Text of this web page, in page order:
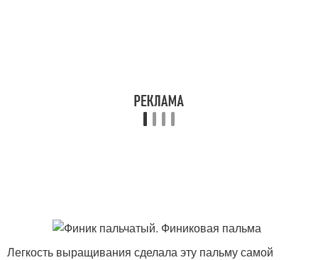
Легкость выращивания сделала эту пальму самой